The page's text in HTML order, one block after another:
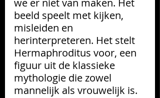
we er niet van maken. Het
beeld speelt met kijken,
misleiden en
herinterpreteren. Het stelt
Hermaphroditus voor, een
figuur uit de klassieke
mythologie die zowel
mannelijk als vrouwelijk is.